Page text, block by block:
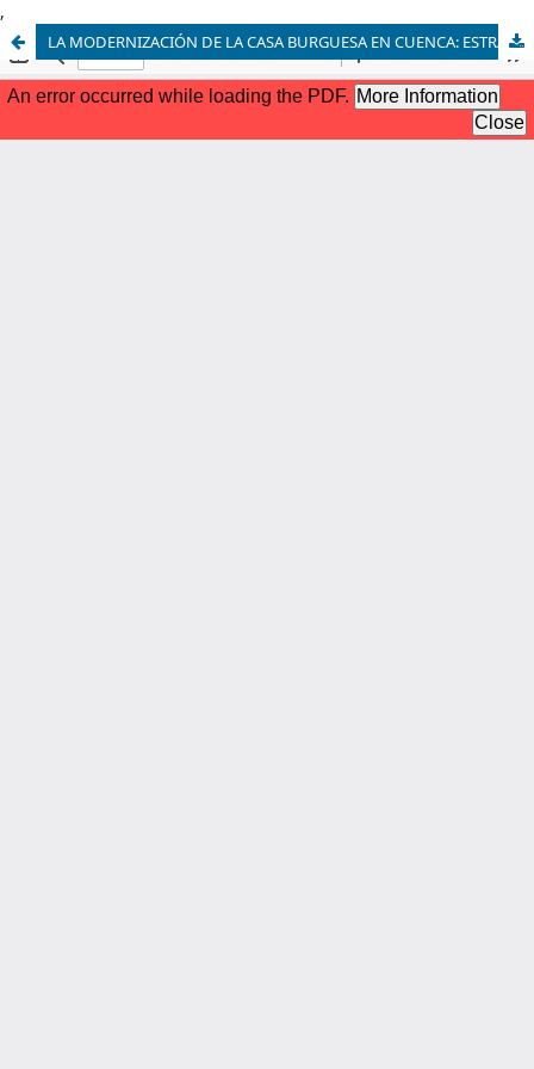
,
LA MODERNIZACIÓN DE LA CASA BURGUESA EN CUENCA: ESTRATEGIAS DE PROYECTO EN LA CASA PEÑA (1954) Y LA CASA VÁZQUEZ (1962)